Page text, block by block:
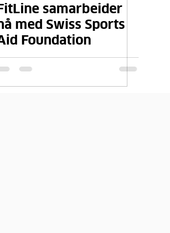
samarbeider
med Swiss Sports
Foundation